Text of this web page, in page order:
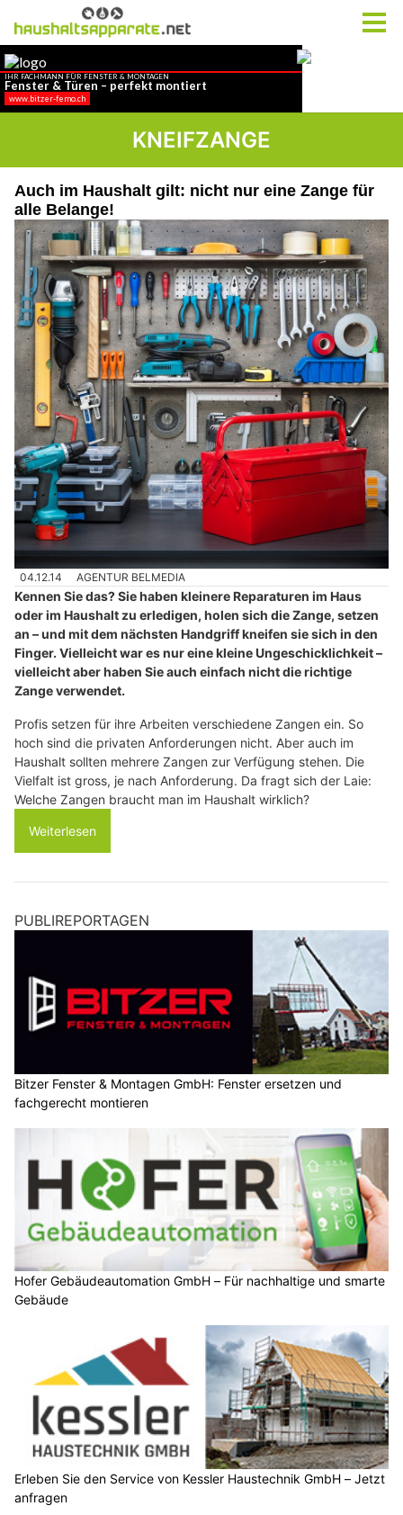
KNEIFZANGE
Auch im Haushalt gilt: nicht nur eine Zange für
alle Belange!
04.12.14 AGENTUR BELMEDIA
Kennen Sie das? Sie haben kleinere Reparaturen im Haus
oder im Haushalt zu erledigen, holen sich die Zange, setzen
an – und mit dem nächsten Handgriff kneifen sie sich in den
Finger. Vielleicht war es nur eine kleine Ungeschicklichkeit –
vielleicht aber haben Sie auch einfach nicht die richtige
Zange verwendet.
Profis setzen für ihre Arbeiten verschiedene Zangen ein. So
hoch sind die privaten Anforderungen nicht. Aber auch im
Haushalt sollten mehrere Zangen zur Verfügung stehen. Die
Vielfalt ist gross, je nach Anforderung. Da fragt sich der Laie:
Welche Zangen braucht man im Haushalt wirklich?
Weiterlesen
PUBLIREPORTAGEN
Bitzer Fenster & Montagen GmbH: Fenster ersetzen und
fachgerecht montieren
Hofer Gebäudeautomation GmbH – Für nachhaltige und smarte
Gebäude
Erleben Sie den Service von Kessler Haustechnik GmbH – Jetzt
anfragen